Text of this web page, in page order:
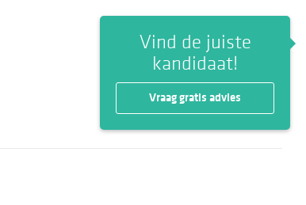
Vind de juiste
kandidaat!
Vraag gratis advies